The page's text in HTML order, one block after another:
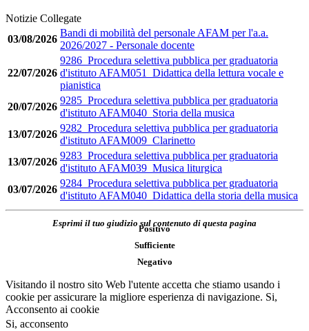
Notizie Collegate
03/08/2026
Bandi di mobilità del personale AFAM per l'a.a.
2026/2027 - Personale docente
22/07/2026
9286_Procedura selettiva pubblica per graduatoria
d'istituto AFAM051_Didattica della lettura vocale e
pianistica
20/07/2026
9285_Procedura selettiva pubblica per graduatoria
d'istituto AFAM040_Storia della musica
13/07/2026
9282_Procedura selettiva pubblica per graduatoria
d'istituto AFAM009_Clarinetto
13/07/2026
9283_Procedura selettiva pubblica per graduatoria
d'istituto AFAM039_Musica liturgica
03/07/2026
9284_Procedura selettiva pubblica per graduatoria
d'istituto AFAM040_Didattica della storia della musica
Esprimi il tuo giudizio sul contenuto di questa pagina
Positivo
Sufficiente
Negativo
Visitando il nostro sito Web l'utente accetta che stiamo usando i
cookie per assicurare la migliore esperienza di navigazione. Si,
Acconsento ai cookie
Si, acconsento